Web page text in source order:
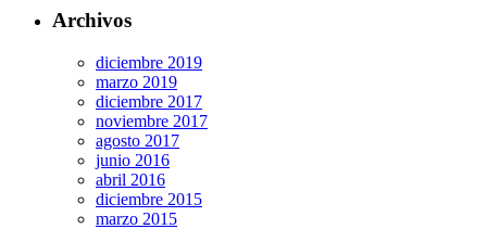
Archivos
diciembre 2019
marzo 2019
diciembre 2017
noviembre 2017
agosto 2017
junio 2016
abril 2016
diciembre 2015
marzo 2015